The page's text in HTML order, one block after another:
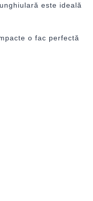
este ideală
o fac perfectă